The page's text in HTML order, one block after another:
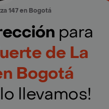
147 en Bogotá
para
de La
Bogotá
llevamos!